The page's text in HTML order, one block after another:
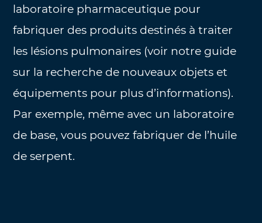
laboratoire pharmaceutique pour
fabriquer des produits destinés à traiter
les lésions pulmonaires (voir notre guide
sur la recherche de nouveaux objets et
équipements pour plus d’informations).
Par exemple, même avec un laboratoire
de base, vous pouvez fabriquer de l’huile
de serpent.